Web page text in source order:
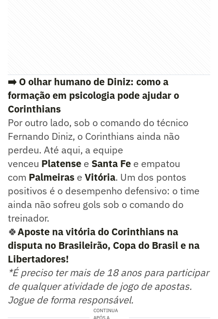
➡️ O olhar humano de Diniz: como a
formação em psicologia pode ajudar o
Corinthians
Por outro lado, sob o comando do técnico
Fernando Diniz, o Corinthians ainda não
perdeu. Até aqui, a equipe
venceu Platense e Santa Fe e empatou
com Palmeiras e Vitória. Um dos pontos
positivos é o desempenho defensivo: o time
ainda não sofreu gols sob o comando do
treinador.
🍀Aposte na vitória do Corinthians na
disputa no Brasileirão, Copa do Brasil e na
Libertadores!
*É preciso ter mais de 18 anos para participar
de qualquer atividade de jogo de apostas.
Jogue de forma responsável.
CONTINUA